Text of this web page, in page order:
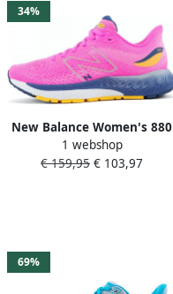
34%
New Balance Women's 880
V12 Running Shoes
Hardloopschoenen
1 webshop
€ 159,95 € 103,97
69%